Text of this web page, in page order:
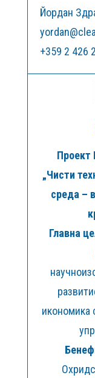
Йордан
+359 2 426
Проект
„Чисти
среда –
Главна
икономика